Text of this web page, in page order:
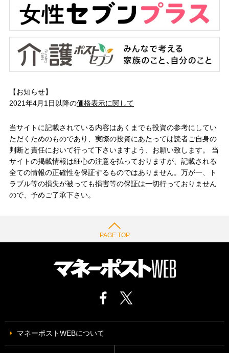
【お知らせ】
2021年4月1日以降の価格表示に関して
当サイトに記載されている内容はあくまでも投資の参考にしてい
ただくためのものであり、実際の投資にあたっては読者ご自身の
判断と責任において行って下さいますよう、お願い致します。 当
サイトの掲載情報は細心の注意を払っておりますが、記載される
全ての情報の正確性を保証するものではありません。万が一、ト
ラブル等の損失が被っても損害等の保証は一切行っておりません
ので、予めご了承下さい。
PAGE TOP
マネーポストWEBについて